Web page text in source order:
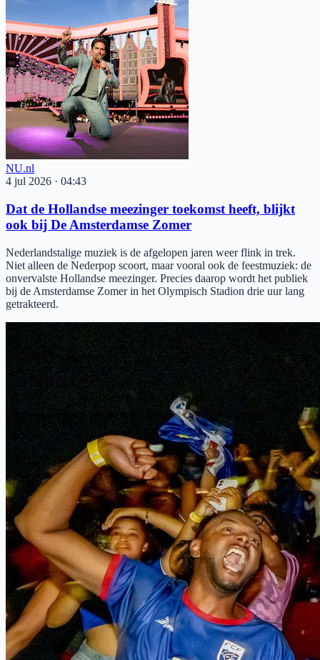
NU.nl
4 jul 2026 · 04:43
Dat de Hollandse meezinger toekomst heeft, blijkt
ook bij De Amsterdamse Zomer
Nederlandstalige muziek is de afgelopen jaren weer flink in trek.
Niet alleen de Nederpop scoort, maar vooral ook de feestmuziek: de
onvervalste Hollandse meezinger. Precies daarop wordt het publiek
bij de Amsterdamse Zomer in het Olympisch Stadion drie uur lang
getrakteerd.